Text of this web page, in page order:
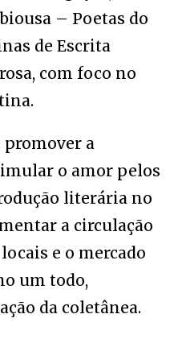
– Poetas do
de Escrita
com foco no
promover a
o amor pelos
literária no
a circulação
e o mercado
um todo,
da coletânea.